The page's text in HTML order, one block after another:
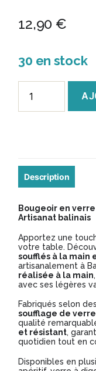
12,90 €
30 en stock
soufflé
Modèle
Description
Bougeoir en
Artisanat balinais
Apportez une
votre table.
soufflés à la main
artisanalement à
réalisée à la main
avec ses légères
Fabriqués selon
soufflage de verre
qualité
et résistant,
quotidien tout en
Disponibles en